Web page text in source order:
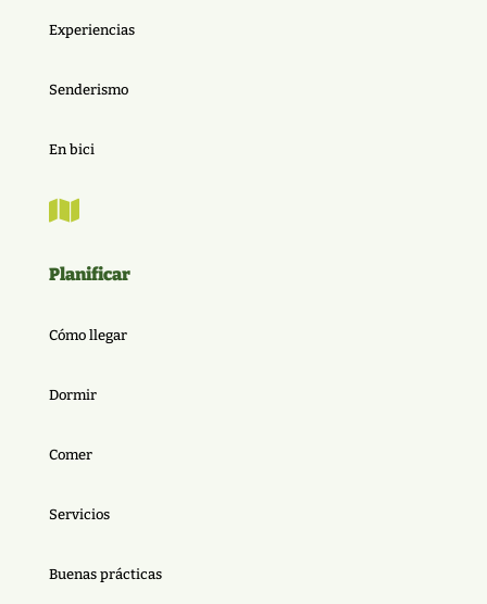
Experiencias
Senderismo
En bici

Planificar
Cómo llegar
Dormir
Comer
Servicios
Buenas prácticas